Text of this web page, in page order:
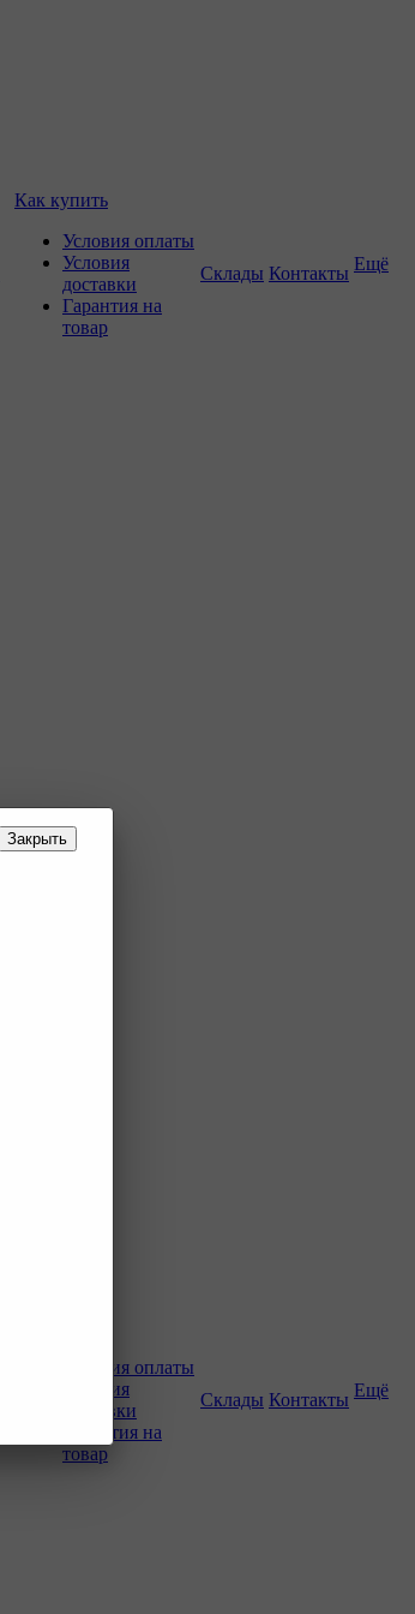
Закрыть
Как купить
Условия оплаты
Условия
доставки
Гарантия на
товар
Склады Контакты Ещё
Условия оплаты
Условия
доставки
Гарантия на
товар
Склады Контакты Ещё